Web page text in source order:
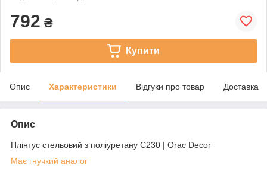
792 ₴
Купити
Опис Характеристики Відгуки про товар Доставка
Опис
Плінтус стельовий з поліуретану C230 | Orac Decor
Має гнучкий аналог